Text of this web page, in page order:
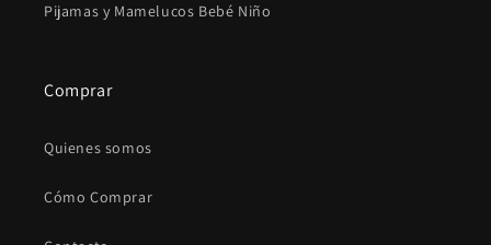
Pijamas y Mamelucos Bebé Niño
Comprar
Quienes somos
Cómo Comprar